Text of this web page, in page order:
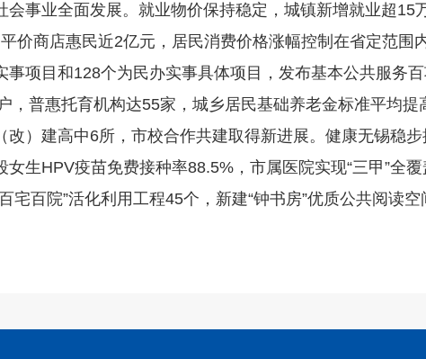
业全面发展。就业物价保持稳定，城镇新增就业超15
价商店惠民近2亿元，居民消费价格涨幅控制在省定范
事项目和128个为民办实事具体项目，发布基本公共服务
，普惠托育机构达55家，城乡居民基础养老金标准平均
改）建高中6所，市校合作共建取得新进展。健康无锡稳
女生HPV疫苗免费接种率88.5%，市属医院实现“三甲”全
宅百院”活化利用工程45个，新建“钟书房”优质公共阅读